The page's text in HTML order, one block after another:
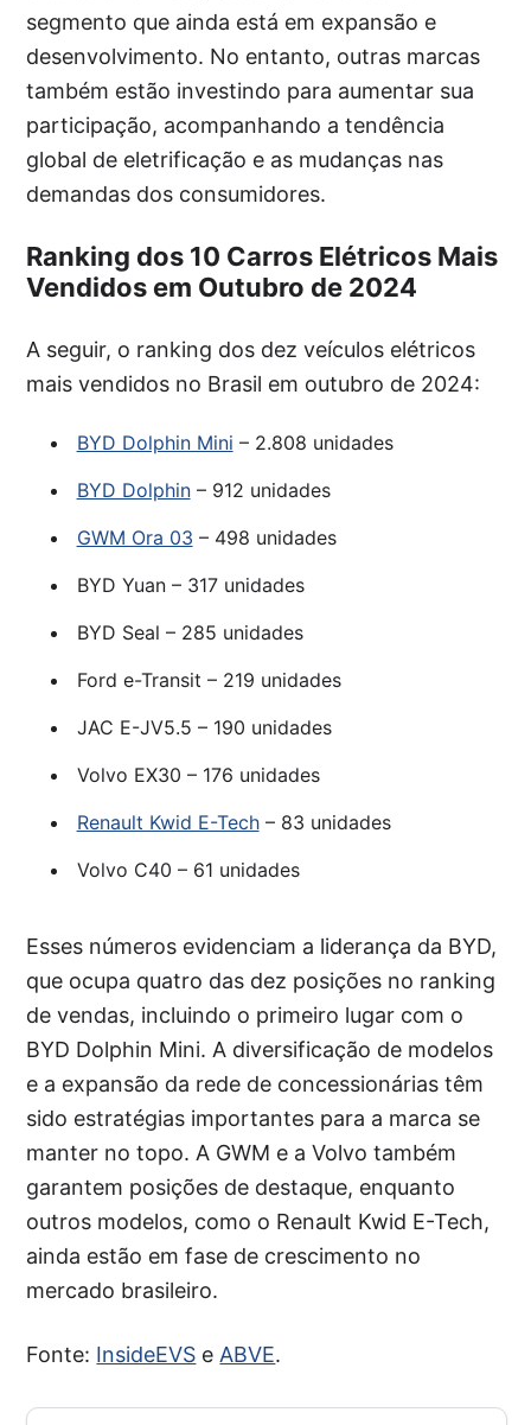
segmento que ainda está em expansão e
desenvolvimento. No entanto, outras marcas
também estão investindo para aumentar sua
participação, acompanhando a tendência
global de eletrificação e as mudanças nas
demandas dos consumidores.
Ranking dos 10 Carros Elétricos Mais
Vendidos em Outubro de 2024
A seguir, o ranking dos dez veículos elétricos
mais vendidos no Brasil em outubro de 2024:
BYD Dolphin Mini – 2.808 unidades
BYD Dolphin– 912 unidades
GWM Ora 03 – 498 unidades
BYD Yuan – 317 unidades
BYD Seal – 285 unidades
Ford e-Transit – 219 unidades
JAC E-JV5.5 – 190 unidades
Volvo EX30 – 176 unidades
Renault Kwid E-Tech– 83 unidades
Volvo C40 – 61 unidades
Esses números evidenciam a liderança da BYD,
que ocupa quatro das dez posições no ranking
de vendas, incluindo o primeiro lugar com o
BYD Dolphin Mini. A diversificação de modelos
e a expansão da rede de concessionárias têm
sido estratégias importantes para a marca se
manter no topo. A GWM e a Volvo também
garantem posições de destaque, enquanto
outros modelos, como o Renault Kwid E-Tech,
ainda estão em fase de crescimento no
mercado brasileiro.
Fonte: InsideEVS e ABVE.